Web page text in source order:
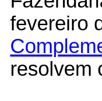
fevereiro
resolvem